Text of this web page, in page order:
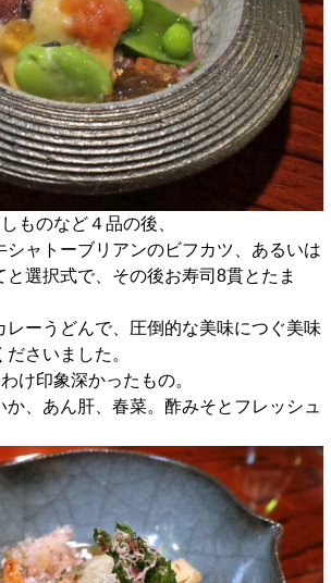
ものなど４品の後、
シャトーブリアンのビフカツ、あるいは
選択式で、その後お寿司8貫とたま
レーうどんで、圧倒的な美味につぐ美味
さいました。
け印象深かったもの。
、あん肝、春菜。酢みそとフレッシュ